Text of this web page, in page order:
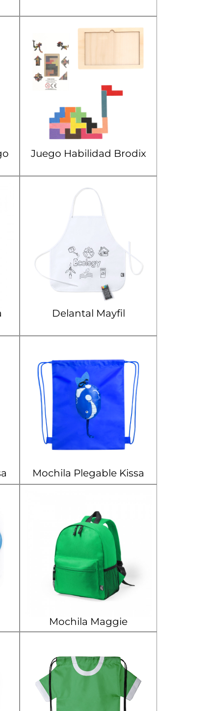
Juego Habilidad Brodix
Delantal Mayfil
Mochila Plegable Kissa
Mochila Maggie